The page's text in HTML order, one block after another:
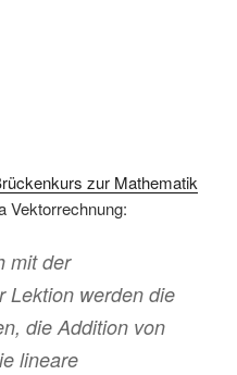
zur Mathematik
Vektorrechnung:
mit der
Lektion werden die
die Addition von
lineare